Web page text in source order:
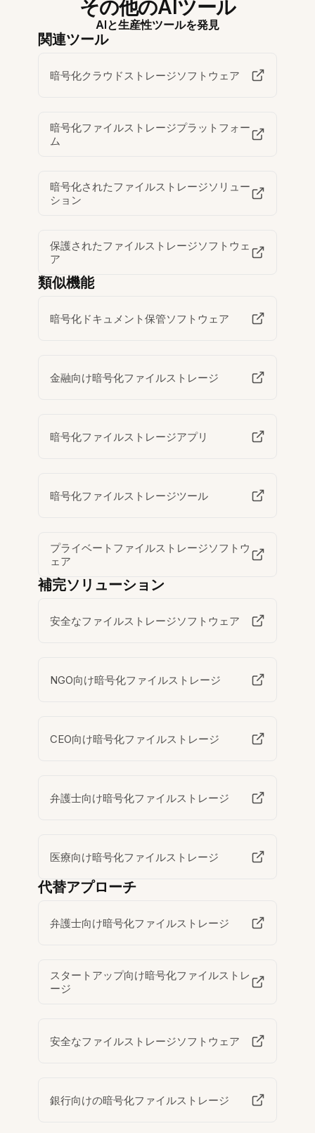
その他のAIツール
AIと生産性ツールを発見
関連ツール
暗号化クラウドストレージソフトウェア
暗号化ファイルストレージプラットフォー
ム
暗号化されたファイルストレージソリュー
ション
保護されたファイルストレージソフトウェ
ア
類似機能
暗号化ドキュメント保管ソフトウェア
金融向け暗号化ファイルストレージ
暗号化ファイルストレージアプリ
暗号化ファイルストレージツール
プライベートファイルストレージソフトウ
ェア
補完ソリューション
安全なファイルストレージソフトウェア
NGO向け暗号化ファイルストレージ
CEO向け暗号化ファイルストレージ
弁護士向け暗号化ファイルストレージ
医療向け暗号化ファイルストレージ
代替アプローチ
弁護士向け暗号化ファイルストレージ
スタートアップ向け暗号化ファイルストレ
ージ
安全なファイルストレージソフトウェア
銀行向けの暗号化ファイルストレージ